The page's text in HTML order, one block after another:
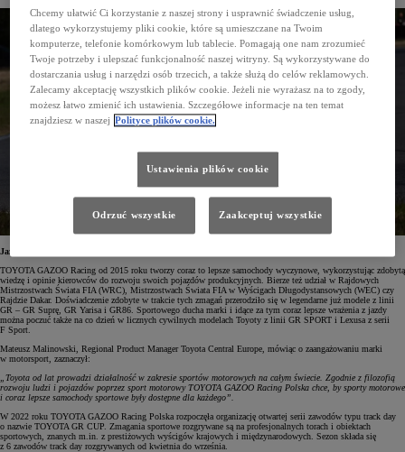
Jazda na torze dla każdego
TOYOTA GAZOO Racing od 2015 roku tworzy coraz to lepsze samochody wyczynowe, wykorzystując zdobytą
wiedzę i opinie kierowców do rozwoju swoich pojazdów produkcyjnych. Bierze też udział w Rajdowych
Mistrzostwach Świata FIA (WRC), Mistrzostwach Świata FIA w Wyścigach Długodystansowych (WEC) czy
Rajdzie Dakar. Doświadczenie zdobyte w trakcie tych zmagań przerodziło się w legendarne już modele z linii
GR – GR Suprę, GR Yarisa i GR86. Sportowego ducha marki i idące za tym coraz lepsze wrażenia z jazdy
można poczuć także na co dzień w licznych cywilnych modelach Toyoty z linii GR SPORT i Lexusa z serii
F Sport.
Mateusz Malinowski, Regional Product Manager Toyota Central Europe, mówiąc o zaangażowaniu marki
w motorsport, zaznaczył:
„Toyota od lat prowadzi działalność w zakresie sportów motorowych na całym świecie. Zgodnie z filozofią
rozwoju ludzi i pojazdów poprzez sport motorowy TOYOTA GAZOO Racing Polska chce, by sporty motorowe
i coraz lepsze samochody sportowe były dostępne dla każdego”.
W 2022 roku TOYOTA GAZOO Racing Polska rozpoczęła organizację otwartej serii zawodów typu track day
o nazwie TOYOTA GR CUP. Zmagania sportowe rozgrywane są na profesjonalnych torach i obiektach
sportowych, znanych m.in. z prestiżowych wyścigów krajowych i międzynarodowych. Sezon składa się
z 6 zawodów track day rozgrywanych od kwietnia do września.
Chcemy ułatwić Ci korzystanie z naszej strony i usprawnić świadczenie usług,
dlatego wykorzystujemy pliki cookie, które są umieszczane na Twoim
komputerze, telefonie komórkowym lub tablecie. Pomagają one nam zrozumieć
Twoje potrzeby i ulepszać funkcjonalność naszej witryny. Są wykorzystywane do
dostarczania usług i narzędzi osób trzecich, a także służą do celów reklamowych.
Zalecamy akceptację wszystkich plików cookie. Jeżeli nie wyrażasz na to zgody,
możesz łatwo zmienić ich ustawienia. Szczegółowe informacje na ten temat
znajdziesz w naszej Polityce plików cookie.
Ustawienia plików cookie
Odrzuć wszystkie Zaakceptuj wszystkie